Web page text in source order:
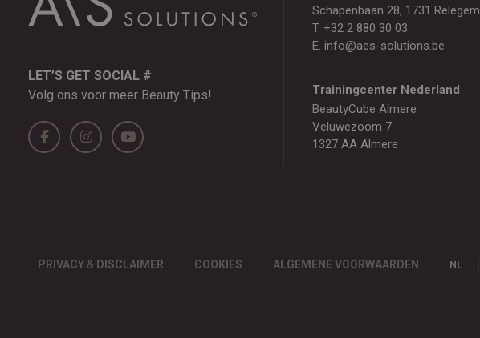
LET’S GET SOCIAL #
Volg ons voor meer Beauty Tips!
Schapenbaan 28, 1731 Relegem
T. +32 2 880 30 03
E. info@aes-solutions.be
Trainingcenter Nederland
BeautyCube Almere
Veluwezoom 7
1327 AA Almere
PRIVACY & DISCLAIMER COOKIES ALGEMENE VOORWAARDEN NL